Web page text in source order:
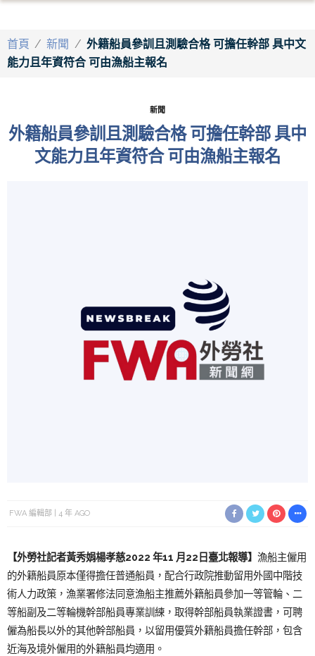
首頁 / 新聞 / 外籍船員參訓且測驗合格 可擔任幹部 具中文
能力且年資符合 可由漁船主報名
新聞
外籍船員參訓且測驗合格 可擔任幹部 具中
文能力且年資符合 可由漁船主報名
FWA 編輯部 4 年 AGO
【外勞社記者黃秀娟楊孝慈2022 年11 月22日臺北報導】 漁船主僱用
的外籍船員原本僅得擔任普通船員，配合行政院推動留用外國中階技
術人力政策，漁業署修法同意漁船主推薦外籍船員參加一等管輪、二
等船副及二等輪機幹部船員專業訓練，取得幹部船員執業證書，可聘
僱為船長以外的其他幹部船員，以留用優質外籍船員擔任幹部，包含
近海及境外僱用的外籍船員均適用。